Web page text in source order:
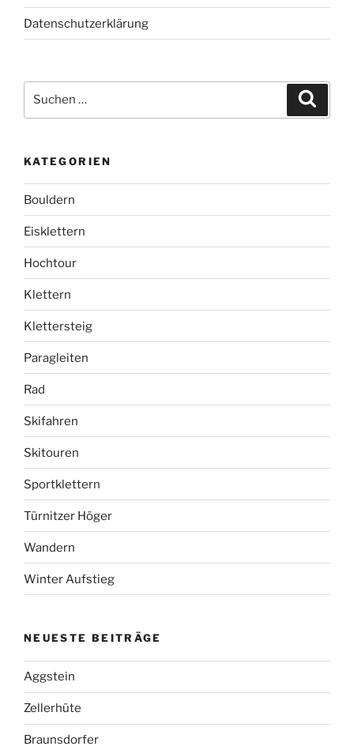
Datenschutzerklärung
nach:
KATEGORIEN
Bouldern
Eisklettern
Hochtour
Klettern
Klettersteig
Paragleiten
Rad
Skifahren
Skitouren
Sportklettern
Türnitzer Höger
Wandern
Winter Aufstieg
NEUESTE BEITRÄGE
Aggstein
Zellerhüte
Braunsdorfer